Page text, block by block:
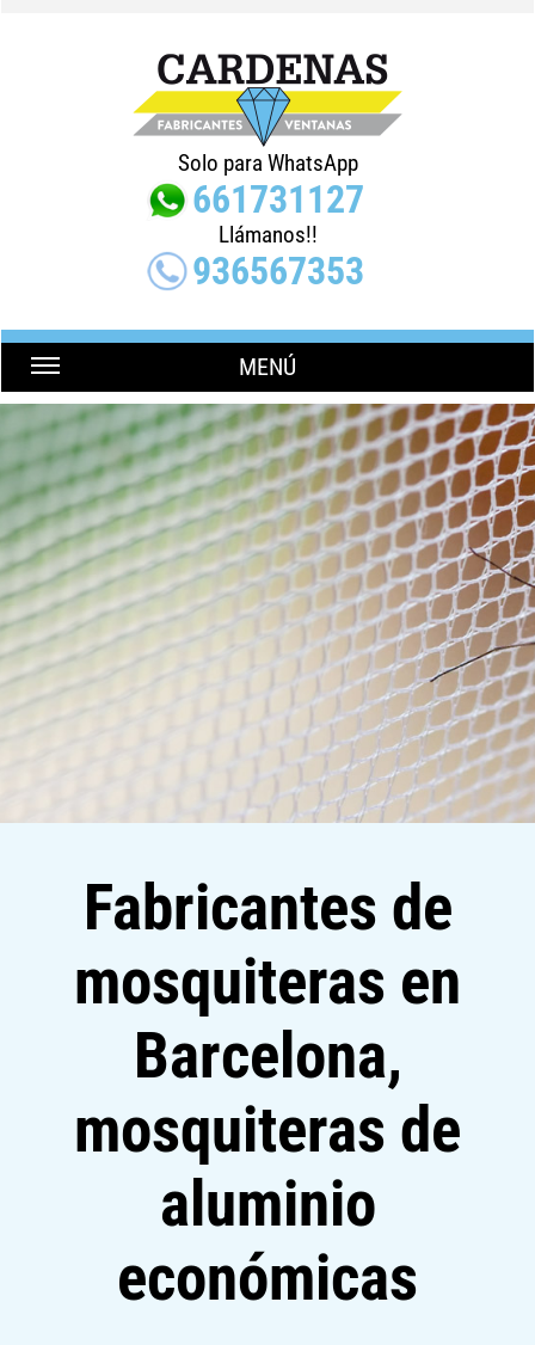
Solo para WhatsApp
661731127
Llámanos!!
936567353
MENÚ
Fabricantes de
mosquiteras en
Barcelona,
mosquiteras de
aluminio
económicas